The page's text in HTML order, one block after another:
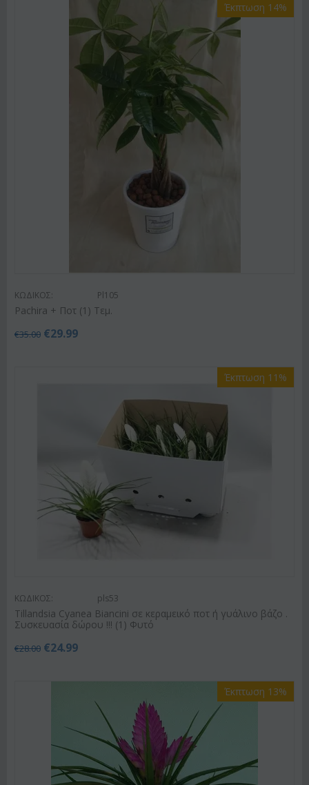
Έκπτωση 14%
ΚΩΔΙΚΟΣ: Pl105
Pachira + Ποτ (1) Τεμ.
€35.00 €29.99
Έκπτωση 11%
ΚΩΔΙΚΟΣ: pls53
Tillandsia Cyanea Biancini σε κεραμεικό ποτ ή γυάλινο βάζο .
Συσκευασία δώρου !!! (1) Φυτό
€28.00 €24.99
Έκπτωση 13%